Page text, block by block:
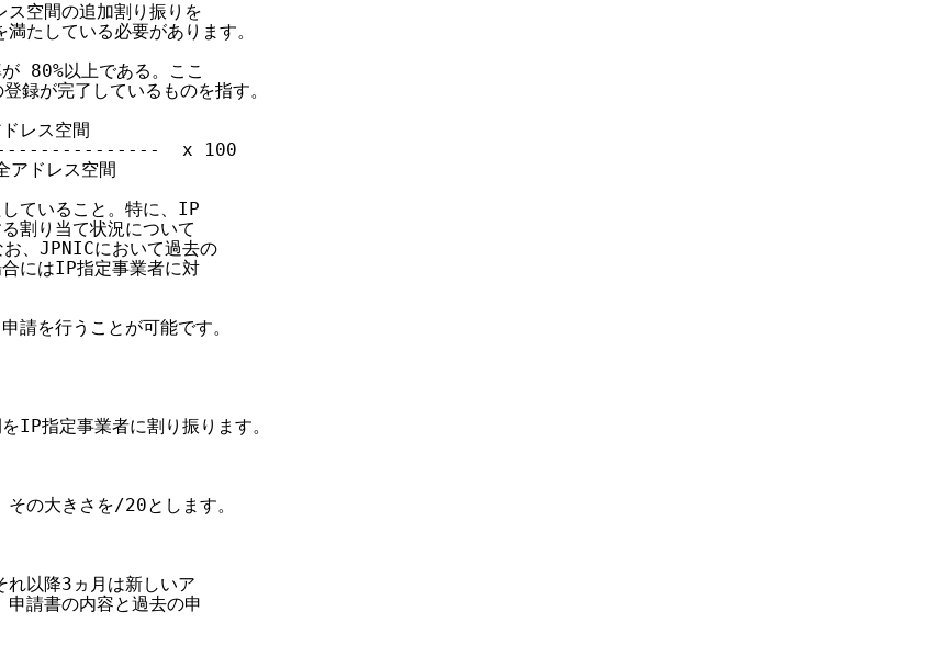
空間の追加割り振りを
たしている必要があります。
80%以上である。ここ
が完了しているものを指す。
レス空間
x 100
ドレス空間
ていること。特に、IP
割り当て状況について
、JPNICにおいて過去の
にはIP指定事業者に対
請を行うことが可能です。
IP指定事業者に割り振ります。
の大きさを/20とします。
以降3ヵ月は新しいア
請書の内容と過去の申